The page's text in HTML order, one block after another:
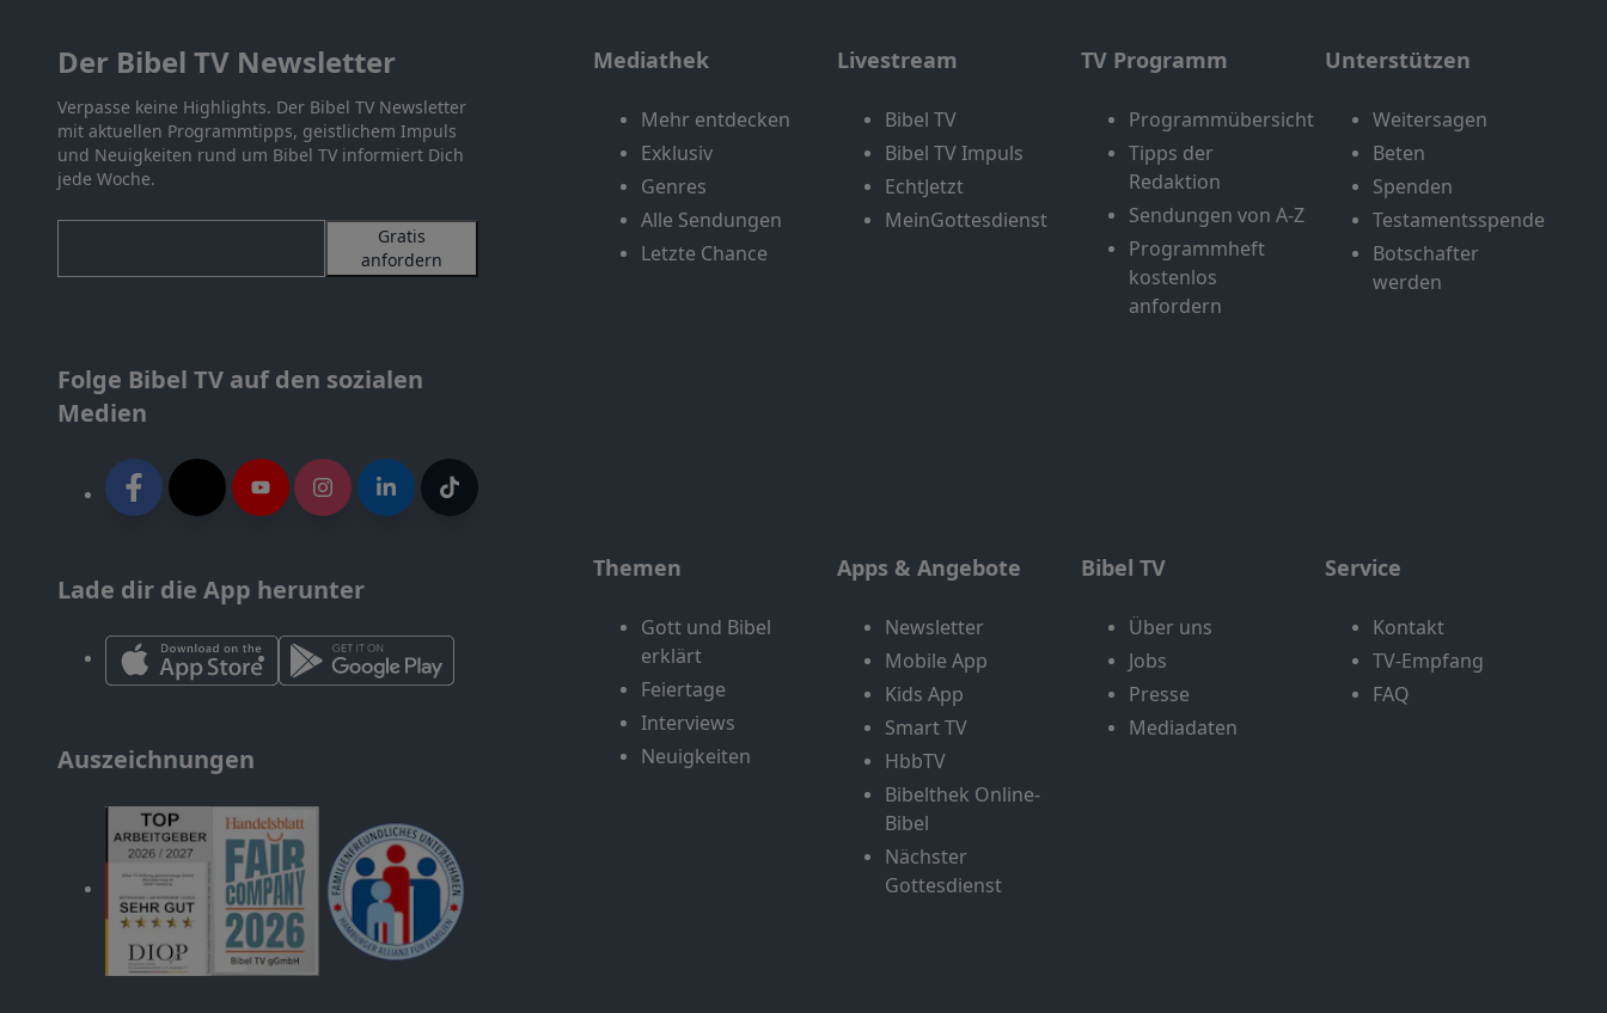
Der Bibel TV Newsletter
Verpasse keine Highlights. Der Bibel TV Newsletter
mit aktuellen Programmtipps, geistlichem Impuls
und Neuigkeiten rund um Bibel TV informiert Dich
jede Woche.
Gratis
anfordern
Folge Bibel TV auf den sozialen
Medien
Lade dir die App herunter
Auszeichnungen
Mediathek
Mehr entdecken
Exklusiv
Genres
Alle Sendungen
Letzte Chance
Livestream
Bibel TV
Bibel TV Impuls
EchtJetzt
MeinGottesdienst
TV Programm
Programmübersicht
Tipps der
Redaktion
Sendungen von A-Z
Programmheft
kostenlos
anfordern
Unterstützen
Weitersagen
Beten
Spenden
Testamentsspende
Botschafter
werden
Themen
Gott und Bibel
erklärt
Feiertage
Interviews
Neuigkeiten
Apps & Angebote
Newsletter
Mobile App
Kids App
Smart TV
HbbTV
Bibelthek Online-
Bibel
Nächster
Gottesdienst
Bibel TV
Über uns
Jobs
Presse
Mediadaten
Service
Kontakt
TV-Empfang
FAQ